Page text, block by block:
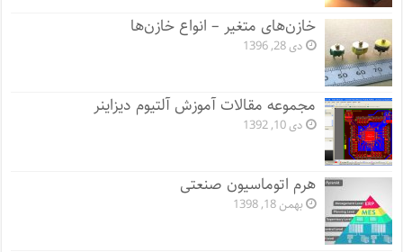
خازن‌های متغیر – انواع خازن‌ها
دی 28, 1396
مجموعه مقالات آموزش آلتیوم دیزاینر
دی 10, 1392
هرم اتوماسیون صنعتی
بهمن 18, 1398